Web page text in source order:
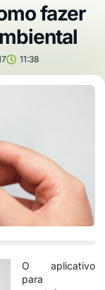
fazer
11:38
O aplicativo
para